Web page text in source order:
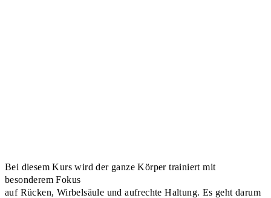
Bei diesem Kurs wird der ganze Körper trainiert mit
besonderem Fokus
auf Rücken, Wirbelsäule und aufrechte Haltung. Es geht darum